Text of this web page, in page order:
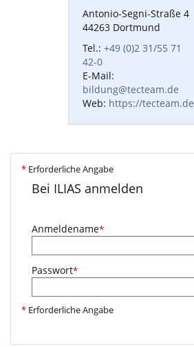
Antonio-Segni-Straße 4
44263 Dortmund
Tel.: +49 (0)2 31/55 71
42-0
E-Mail:
bildung@tecteam.de
Web: https://tecteam.de
* Erforderliche Angabe
Bei ILIAS anmelden
Anmeldename*
Passwort*
* Erforderliche Angabe